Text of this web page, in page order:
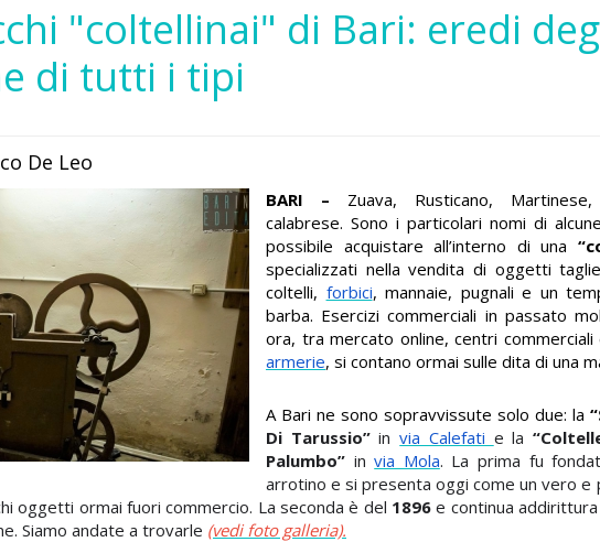
"coltellinai" di Bari: eredi
di tutti i tipi
De Leo
BARI – Zuava, Rusticano,
calabrese. Sono i particolari nomi di
possibile acquistare all’interno di una
specializzati nella vendita di oggetti
coltelli, forbici, mannaie, pugnali e un
barba. Esercizi commerciali in passato
ora, tra mercato online, centri
armerie, si contano ormai sulle dita di una
A Bari ne sono sopravvissute solo due: la “
Di Tarussio”invia Calefati e la“
Palumbo” invia Mola. La prima fu
arrotino e si presenta oggi come un vero e
oggetti ormai fuori commercio. La seconda è del 1896 e continua
Siamo andate a trovarle (vedi foto galleria).